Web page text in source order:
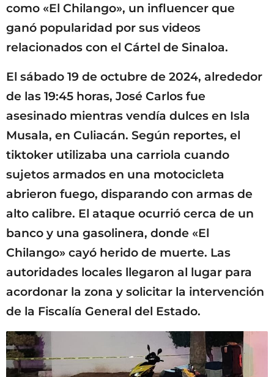
como «El Chilango», un influencer que
ganó popularidad por sus videos
relacionados con el Cártel de Sinaloa.
El sábado 19 de octubre de 2024, alrededor
de las 19:45 horas, José Carlos fue
asesinado mientras vendía dulces en Isla
Musala, en Culiacán. Según reportes, el
tiktoker utilizaba una carriola cuando
sujetos armados en una motocicleta
abrieron fuego, disparando con armas de
alto calibre. El ataque ocurrió cerca de un
banco y una gasolinera, donde «El
Chilango» cayó herido de muerte. Las
autoridades locales llegaron al lugar para
acordonar la zona y solicitar la intervención
de la Fiscalía General del Estado.